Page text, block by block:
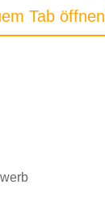
Tab öffnen